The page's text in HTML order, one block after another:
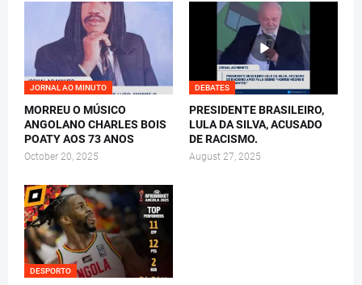
JORNAL AO MINUTO
MORREU O MÚSICO
ANGOLANO CHARLES BOIS
POATY AOS 73 ANOS
October 20, 2025
DEBATES
PRESIDENTE BRASILEIRO,
LULA DA SILVA, ACUSADO
DE RACISMO.
August 27, 2025
DESPORTO